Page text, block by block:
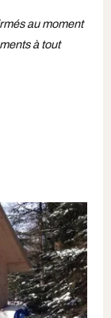
au moment
à tout